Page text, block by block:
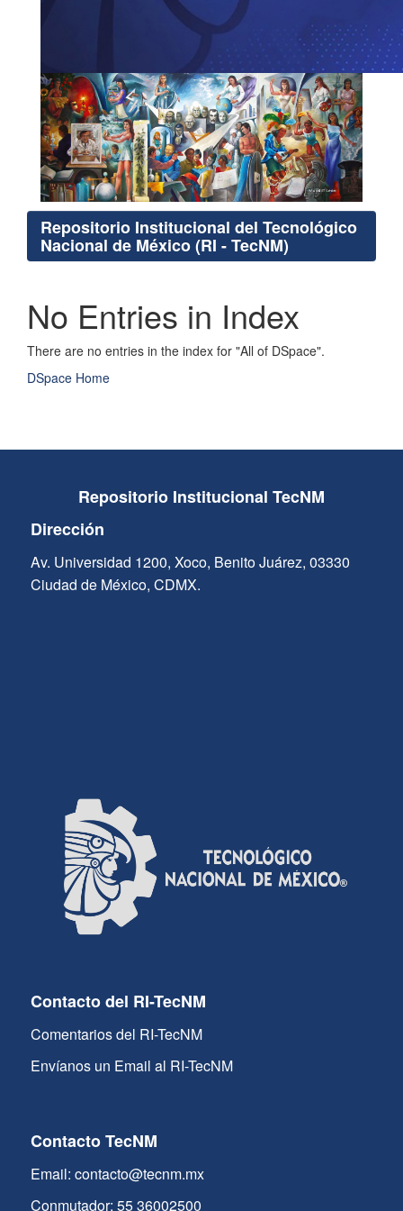
Repositorio Institucional del Tecnológico
Nacional de México (RI - TecNM)
No Entries in Index
There are no entries in the index for "All of DSpace".
DSpace Home
Repositorio Institucional TecNM
Dirección
Av. Universidad 1200, Xoco, Benito Juárez, 03330
Ciudad de México, CDMX.
Contacto del RI-TecNM
Comentarios del RI-TecNM
Envíanos un Email al RI-TecNM
Contacto TecNM
Email: contacto@tecnm.mx
Conmutador: 55 36002500